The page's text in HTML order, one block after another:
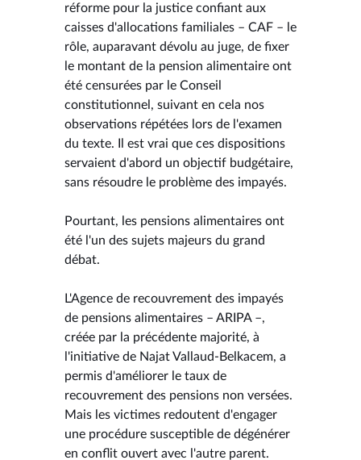
réforme pour la justice confiant aux
caisses d'allocations familiales – CAF – le
rôle, auparavant dévolu au juge, de fixer
le montant de la pension alimentaire ont
été censurées par le Conseil
constitutionnel, suivant en cela nos
observations répétées lors de l'examen
du texte. Il est vrai que ces dispositions
servaient d'abord un objectif budgétaire,
sans résoudre le problème des impayés.
Pourtant, les pensions alimentaires ont
été l'un des sujets majeurs du grand
débat.
L'Agence de recouvrement des impayés
de pensions alimentaires – ARIPA –,
créée par la précédente majorité, à
l'initiative de Najat Vallaud-Belkacem, a
permis d'améliorer le taux de
recouvrement des pensions non versées.
Mais les victimes redoutent d'engager
une procédure susceptible de dégénérer
en conflit ouvert avec l'autre parent.